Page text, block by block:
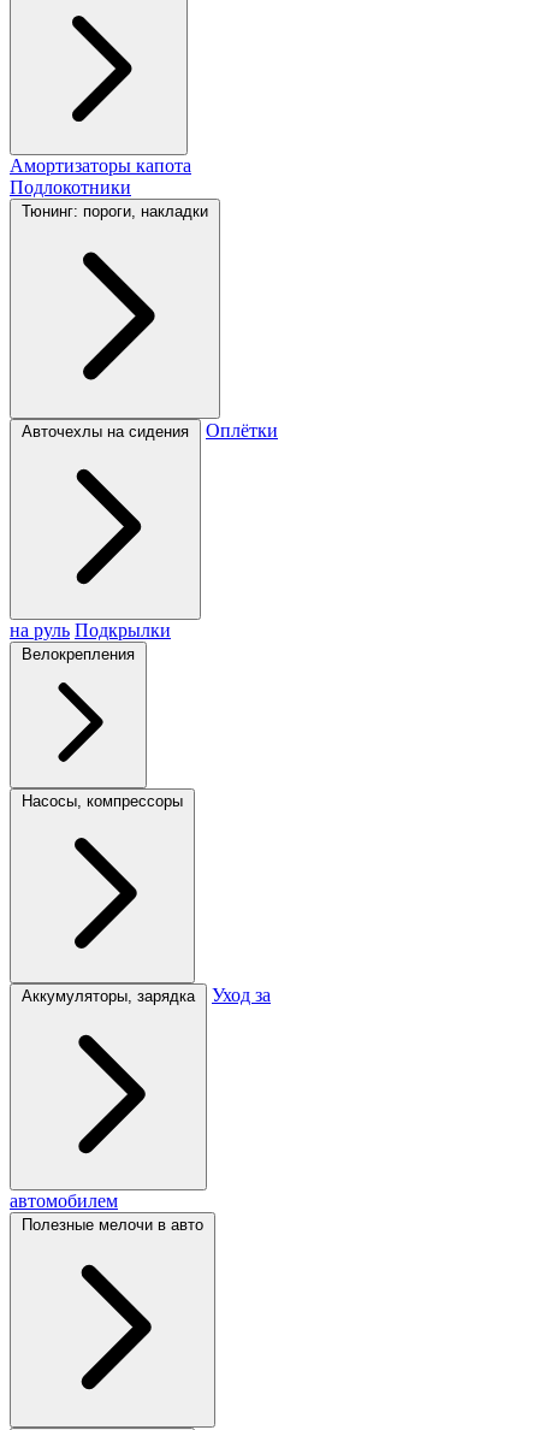
Амортизаторы капота
Подлокотники
Тюнинг: пороги, накладки
Авточехлы на сидения Оплётки
на руль Подкрылки
Велокрепления
Насосы, компрессоры
Аккумуляторы, зарядка Уход за
автомобилем
Полезные мелочи в авто